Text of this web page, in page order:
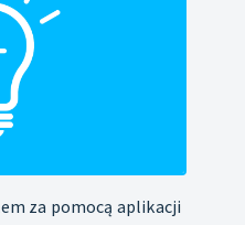
za pomocą aplikacji